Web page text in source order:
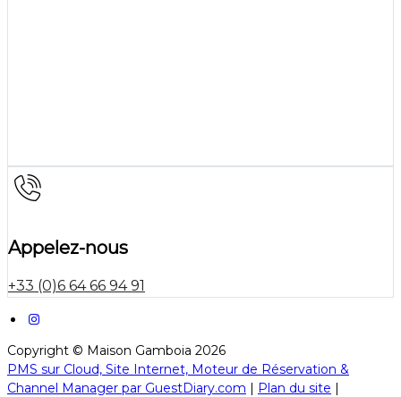
Appelez-nous
+33 (0)6 64 66 94 91
Copyright © Maison Gamboia 2026
PMS sur Cloud, Site Internet, Moteur de Réservation &
Channel Manager par GuestDiary.com | Plan du site |